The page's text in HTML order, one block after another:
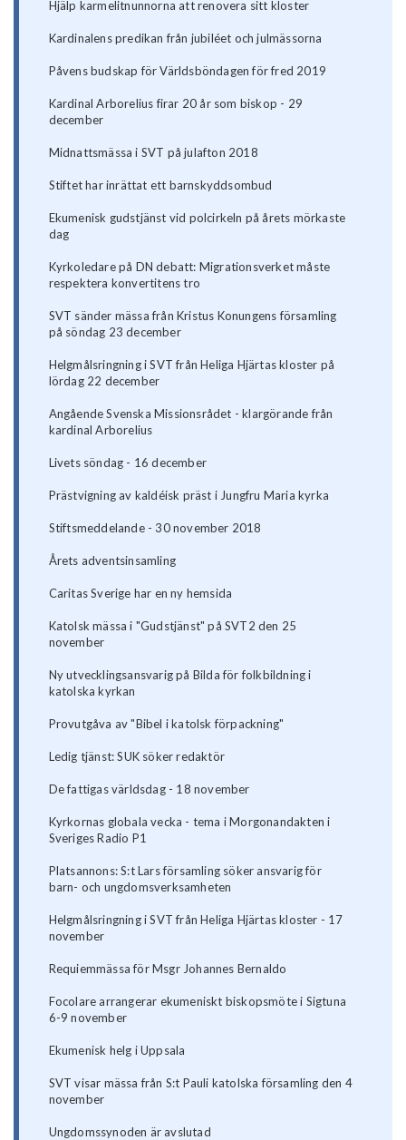
Hjälp karmelitnunnorna att renovera sitt kloster
Kardinalens predikan från jubiléet och julmässorna
Påvens budskap för Världsböndagen för fred 2019
Kardinal Arborelius firar 20 år som biskop - 29
december
Midnattsmässa i SVT på julafton 2018
Stiftet har inrättat ett barnskyddsombud
Ekumenisk gudstjänst vid polcirkeln på årets mörkaste
dag
Kyrkoledare på DN debatt: Migrationsverket måste
respektera konvertitens tro
SVT sänder mässa från Kristus Konungens församling
på söndag 23 december
Helgmålsringning i SVT från Heliga Hjärtas kloster på
lördag 22 december
Angående Svenska Missionsrådet - klargörande från
kardinal Arborelius
Livets söndag - 16 december
Prästvigning av kaldéisk präst i Jungfru Maria kyrka
Stiftsmeddelande - 30 november 2018
Årets adventsinsamling
Caritas Sverige har en ny hemsida
Katolsk mässa i "Gudstjänst" på SVT2 den 25
november
Ny utvecklingsansvarig på Bilda för folkbildning i
katolska kyrkan
Provutgåva av "Bibel i katolsk förpackning"
Ledig tjänst: SUK söker redaktör
De fattigas världsdag - 18 november
Kyrkornas globala vecka - tema i Morgonandakten i
Sveriges Radio P1
Platsannons: S:t Lars församling söker ansvarig för
barn- och ungdomsverksamheten
Helgmålsringning i SVT från Heliga Hjärtas kloster - 17
november
Requiemmässa för Msgr Johannes Bernaldo
Focolare arrangerar ekumeniskt biskopsmöte i Sigtuna
6-9 november
Ekumenisk helg i Uppsala
SVT visar mässa från S:t Pauli katolska församling den 4
november
Ungdomssynoden är avslutad